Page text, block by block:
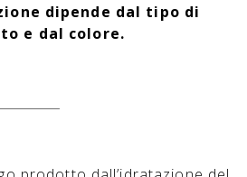
dipende dal tipo di
e dal colore.